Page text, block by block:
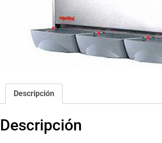
Descripción
Descripción